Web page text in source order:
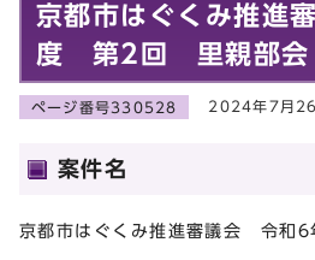
京都市はぐくみ推進
度 第2回 里親部会
ページ番号330528 2024年7月
案件名
京都市はぐくみ推進審議会 令